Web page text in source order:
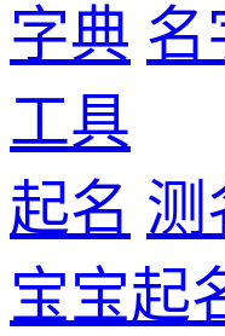
字典 名
工具
起名 测
宝宝起